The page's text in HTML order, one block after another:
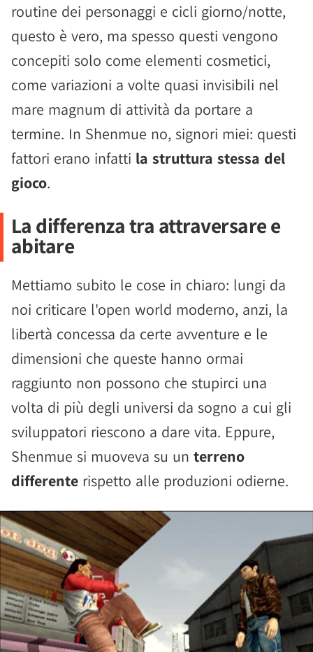
routine dei personaggi e cicli giorno/notte,
questo è vero, ma spesso questi vengono
concepiti solo come elementi cosmetici,
come variazioni a volte quasi invisibili nel
mare magnum di attività da portare a
termine. In Shenmue no, signori miei: questi
fattori erano infatti la struttura stessa del
gioco.
La differenza tra attraversare e
abitare
Mettiamo subito le cose in chiaro: lungi da
noi criticare l'open world moderno, anzi, la
libertà concessa da certe avventure e le
dimensioni che queste hanno ormai
raggiunto non possono che stupirci una
volta di più degli universi da sogno a cui gli
sviluppatori riescono a dare vita. Eppure,
Shenmue si muoveva su un terreno
differente rispetto alle produzioni odierne.